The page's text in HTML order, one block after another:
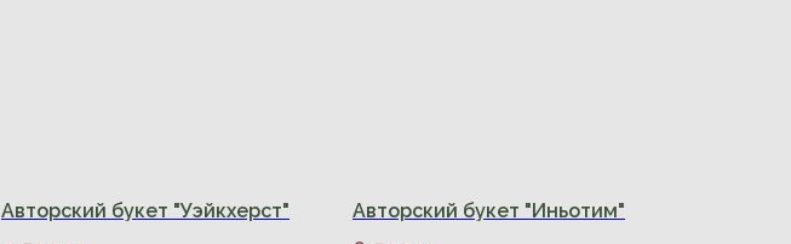
Авторский букет "Уэйкхерст" Авторский букет "Иньотим"